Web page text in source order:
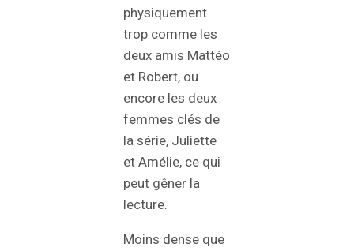
physiquement
trop comme les
deux amis Mattéo
et Robert, ou
encore les deux
femmes clés de
la série, Juliette
et Amélie, ce qui
peut gêner la
lecture.
Moins dense que